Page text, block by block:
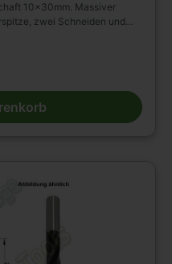
10x30mm. Massiver
zwei Schneiden und
Zylinderschaft
Zum Einsatz in
in Massivholz,
in beschichteter
verbesserte Zentrierung